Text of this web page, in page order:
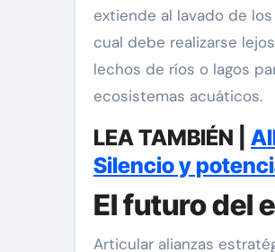
extiende al lavado de
cual debe realizarse
lechos de ríos o lagos
ecosistemas acuáticos.
LEA TAMBIÉN |
Silencio y
El futuro del
Articular alianzas